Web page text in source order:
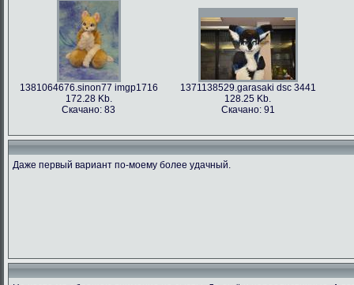
1381064676.sinon77 imgp1716
172.28 Kb.
Скачано: 83
1371138529.garasaki dsc 3441
128.25 Kb.
Скачано: 91
Даже первый вариант по-моему более удачный.